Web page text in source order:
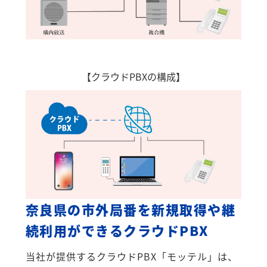
【クラウドPBXの構成】
奈良県の市外局番を新規取得や継
続利用ができるクラウドPBX
当社が提供するクラウドPBX「モッテル」は、